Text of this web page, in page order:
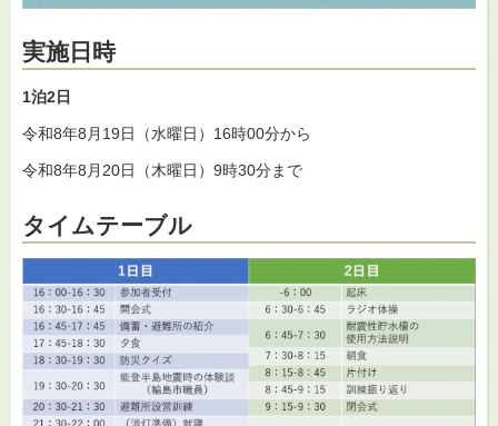
実施日時
1泊2日
令和8年8月19日（水曜日）16時00分から
令和8年8月20日（木曜日）9時30分まで
タイムテーブル